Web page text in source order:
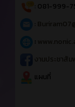
: 081-999-
:
:
แผนที่